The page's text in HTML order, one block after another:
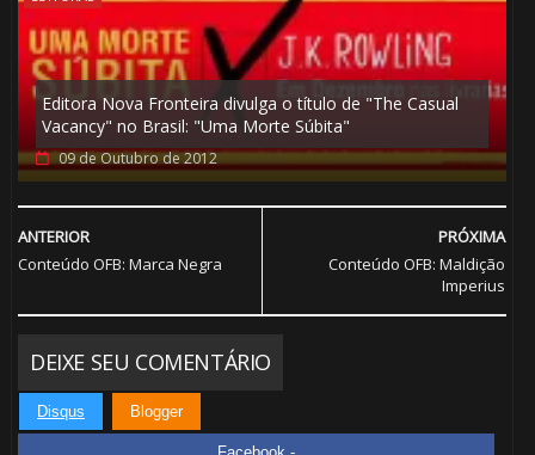
Editora Nova Fronteira divulga o título de "The Casual
Vacancy" no Brasil: "Uma Morte Súbita"
09 de Outubro de 2012
PRÓXIMA
Conteúdo OFB: Maldição
Imperius
ANTERIOR
Conteúdo OFB: Marca Negra
DEIXE SEU COMENTÁRIO
Disqus Blogger